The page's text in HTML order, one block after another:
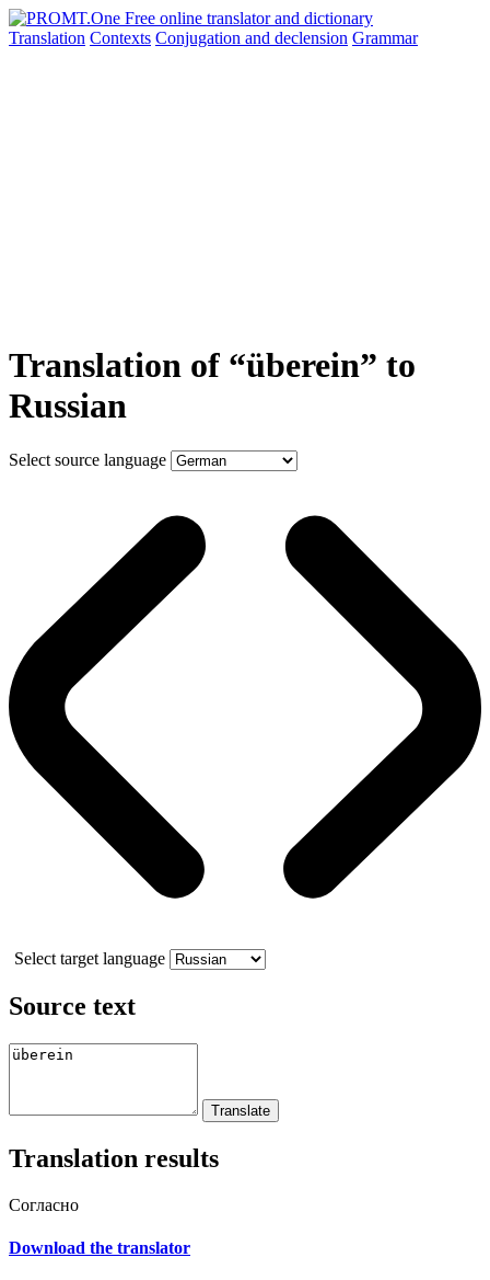
Translation Contexts Conjugation and declension Grammar
Translation of “überein” to
Russian
Select source language
Select target language
Source text
Translation results
Согласно
Download the translator